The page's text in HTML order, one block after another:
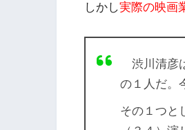
しかし実際の映画
渋川清彦
の１人だ。
その１つと